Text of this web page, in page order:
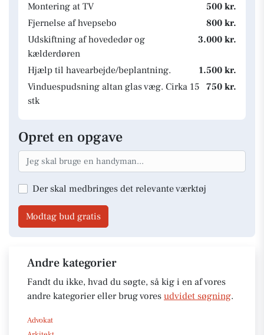
Montering at TV
500 kr.
Fjernelse af hvepsebo
800 kr.
Udskiftning af hovededør og
kælderdøren
3.000 kr.
Hjælp til havearbejde/beplantning.
1.500 kr.
Vinduespudsning altan glas væg. Cirka 15
stk
750 kr.
Opret en opgave
Der skal medbringes det relevante værktøj
Modtag bud gratis
Andre kategorier
Fandt du ikke, hvad du søgte, så kig i en af vores
andre kategorier eller brug vores udvidet søgning.
Advokat